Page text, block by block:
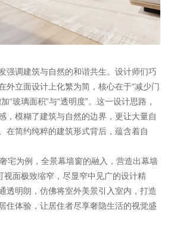
调建筑与自然的和谐共生。设计师们巧
外立面设计上化繁为简，核心在于“减少门
“玻璃面积”与“透明度”。这一设计思路，
，模糊了建筑与自然的边界，更让大量自
在简约纯粹的建筑形式背后，蕴含着自
为例，全景幕墙窗的融入，营造出幕墙
视面极致缩窄，尽显窄中见广的设计精
透明朗，仿佛将室外美景引入室内，打造
住体验，让居住者尽享奢隐生活的视觉盛